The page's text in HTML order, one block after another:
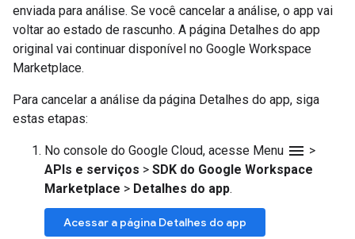
enviada para análise. Se você cancelar a análise, o app vai
voltar ao estado de rascunho. A página Detalhes do app
original vai continuar disponível no Google Workspace
Marketplace.
Para cancelar a análise da página Detalhes do app, siga
estas etapas:
No console do Google Cloud, acesse Menu menu >
APIs e serviços > SDK do Google Workspace
Marketplace > Detalhes do app.
Acessar a página Detalhes do app